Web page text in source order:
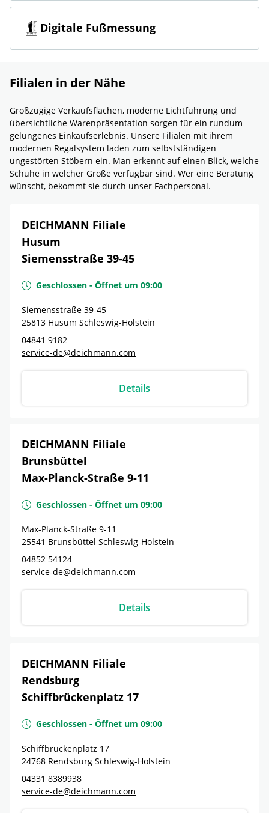
Digitale Fußmessung
Filialen in der Nähe
Großzügige Verkaufsflächen, moderne Lichtführung und
übersichtliche Warenpräsentation sorgen für ein rundum
gelungenes Einkaufserlebnis. Unsere Filialen mit ihrem
modernen Regalsystem laden zum selbstständigen
ungestörten Stöbern ein. Man erkennt auf einen Blick, welche
Schuhe in welcher Größe verfügbar sind. Wer eine Beratung
wünscht, bekommt sie durch unser Fachpersonal.
DEICHMANN Filiale
Husum
Siemensstraße 39-45
Geschlossen - Öffnet um 09:00
Siemensstraße 39-45
25813 Husum Schleswig-Holstein
04841 9182
service-de@deichmann.com
Details
DEICHMANN Filiale
Brunsbüttel
Max-Planck-Straße 9-11
Geschlossen - Öffnet um 09:00
Max-Planck-Straße 9-11
25541 Brunsbüttel Schleswig-Holstein
04852 54124
service-de@deichmann.com
Details
DEICHMANN Filiale
Rendsburg
Schiffbrückenplatz 17
Geschlossen - Öffnet um 09:00
Schiffbrückenplatz 17
24768 Rendsburg Schleswig-Holstein
04331 8389938
service-de@deichmann.com